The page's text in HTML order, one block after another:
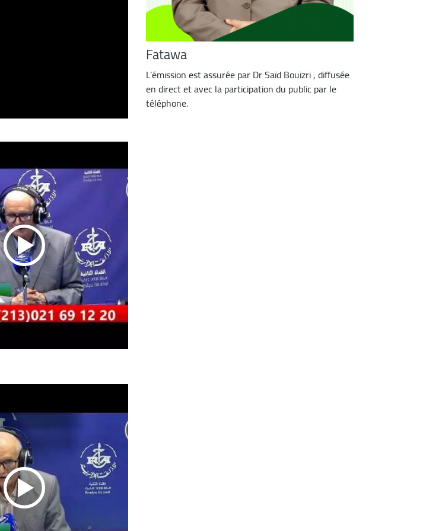
Fatawa
L’émission est assurée par Dr Saïd Bouizri , diffusée
en direct et avec la participation du public par le
téléphone.